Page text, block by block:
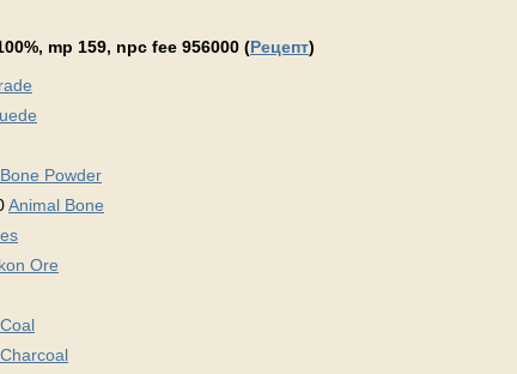
mp 159, npc fee 956000 (Рецепт)
Powder
Animal Bone
Ore
Coal
Charcoal